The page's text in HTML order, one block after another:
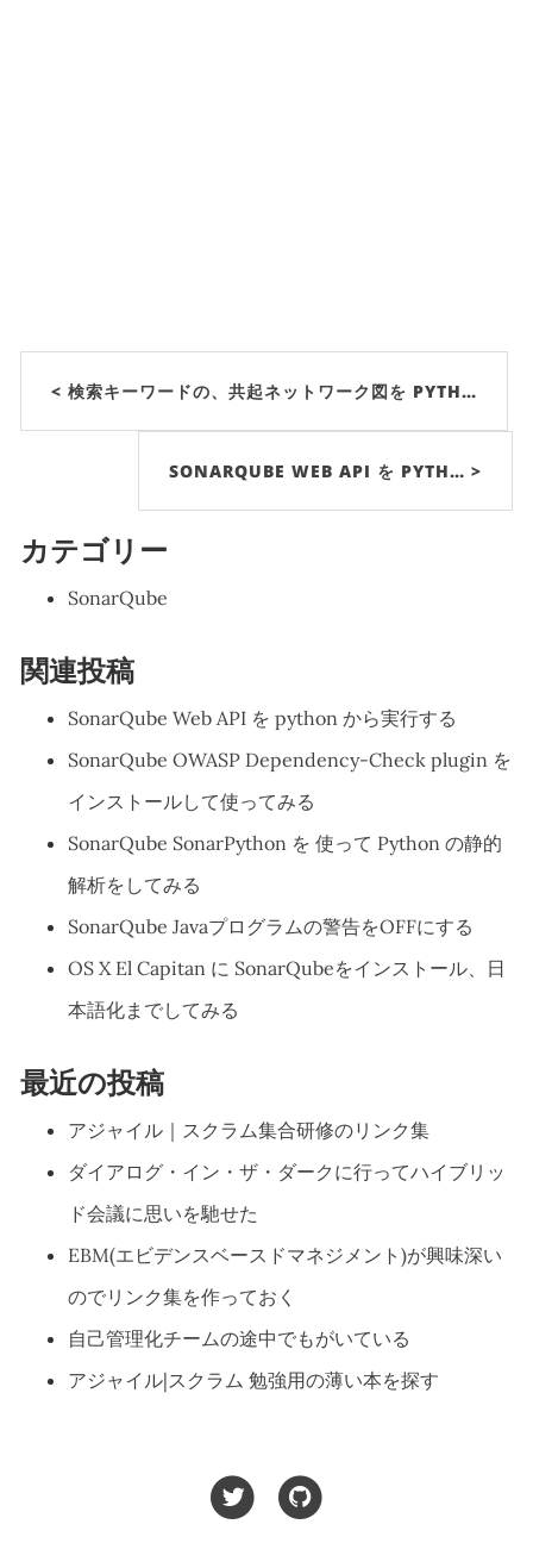
< 検索キーワードの、共起ネットワーク図を PYTH…
SONARQUBE WEB API を PYTH… >
カテゴリー
SonarQube
関連投稿
SonarQube Web API を python から実行する
SonarQube OWASP Dependency-Check plugin を
インストールして使ってみる
SonarQube SonarPython を 使って Python の静的
解析をしてみる
SonarQube Javaプログラムの警告をOFFにする
OS X El Capitan に SonarQubeをインストール、日
本語化までしてみる
最近の投稿
アジャイル｜スクラム集合研修のリンク集
ダイアログ・イン・ザ・ダークに行ってハイブリッ
ド会議に思いを馳せた
EBM(エビデンスベースドマネジメント)が興味深い
のでリンク集を作っておく
自己管理化チームの途中でもがいている
アジャイル|スクラム 勉強用の薄い本を探す